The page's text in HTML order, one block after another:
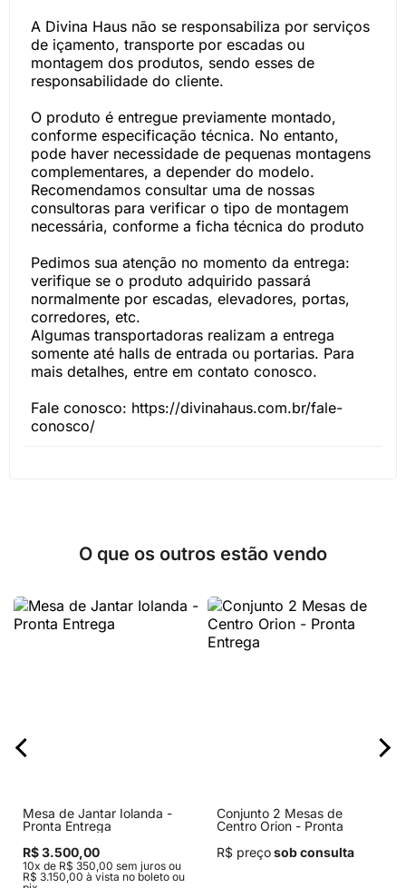
A Divina Haus não se responsabiliza por serviços
de içamento, transporte por escadas ou
montagem dos produtos, sendo esses de
responsabilidade do cliente.
O produto é entregue previamente montado,
conforme especificação técnica. No entanto,
pode haver necessidade de pequenas montagens
complementares, a depender do modelo.
Recomendamos consultar uma de nossas
consultoras para verificar o tipo de montagem
necessária, conforme a ficha técnica do produto
Pedimos sua atenção no momento da entrega:
verifique se o produto adquirido passará
normalmente por escadas, elevadores, portas,
corredores, etc.
Algumas transportadoras realizam a entrega
somente até halls de entrada ou portarias. Para
mais detalhes, entre em contato conosco.
Fale conosco: https://divinahaus.com.br/fale-
conosco/
O que os outros estão vendo
Mesa de Jantar Iolanda -
Pronta Entrega
R$ 3.500,00
10x de R$ 350,00 sem juros ou
R$ 3.150,00 à vista no boleto ou
Conjunto 2 Mesas de
Centro Orion - Pronta
R$ preçosob consulta